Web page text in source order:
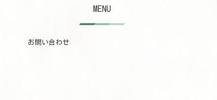
MENU
お問い合わせ